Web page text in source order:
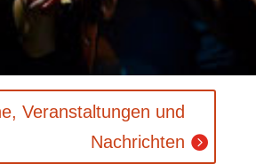
Ver­an­stal­tun­gen und
Nachrichten